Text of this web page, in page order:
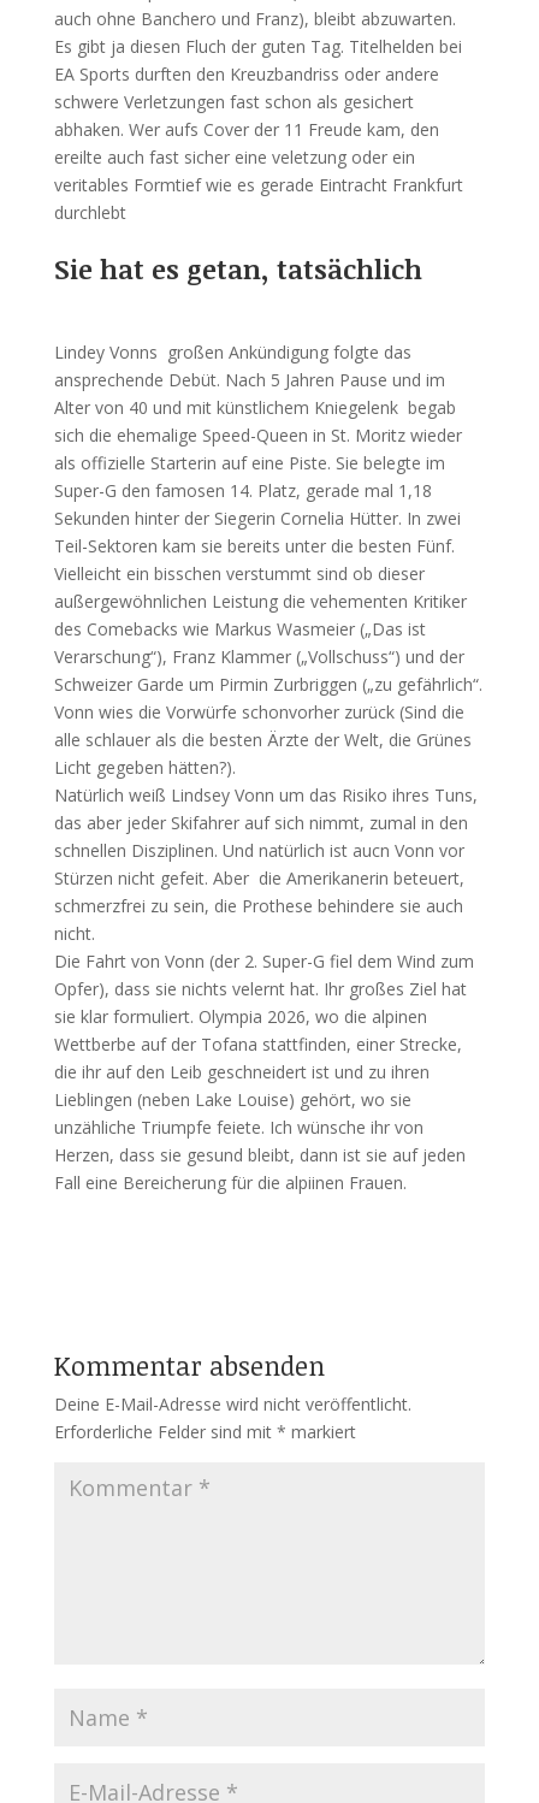
auch ohne Banchero und Franz), bleibt abzuwarten.
Es gibt ja diesen Fluch der guten Tag. Titelhelden bei
EA Sports durften den Kreuzbandriss oder andere
schwere Verletzungen fast schon als gesichert
abhaken. Wer aufs Cover der 11 Freude kam, den
ereilte auch fast sicher eine veletzung oder ein
veritables Formtief wie es gerade Eintracht Frankfurt
durchlebt
Sie hat es getan, tatsächlich
Lindey Vonns großen Ankündigung folgte das
ansprechende Debüt. Nach 5 Jahren Pause und im
Alter von 40 und mit künstlichem Kniegelenk begab
sich die ehemalige Speed-Queen in St. Moritz wieder
als offizielle Starterin auf eine Piste. Sie belegte im
Super-G den famosen 14. Platz, gerade mal 1,18
Sekunden hinter der Siegerin Cornelia Hütter. In zwei
Teil-Sektoren kam sie bereits unter die besten Fünf.
Vielleicht ein bisschen verstummt sind ob dieser
außergewöhnlichen Leistung die vehementen Kritiker
des Comebacks wie Markus Wasmeier („Das ist
Verarschung“), Franz Klammer („Vollschuss“) und der
Schweizer Garde um Pirmin Zurbriggen („zu gefährlich“.
Vonn wies die Vorwürfe schonvorher zurück (Sind die
alle schlauer als die besten Ärzte der Welt, die Grünes
Licht gegeben hätten?).
Natürlich weiß Lindsey Vonn um das Risiko ihres Tuns,
das aber jeder Skifahrer auf sich nimmt, zumal in den
schnellen Disziplinen. Und natürlich ist aucn Vonn vor
Stürzen nicht gefeit. Aber die Amerikanerin beteuert,
schmerzfrei zu sein, die Prothese behindere sie auch
nicht.
Die Fahrt von Vonn (der 2. Super-G fiel dem Wind zum
Opfer), dass sie nichts velernt hat. Ihr großes Ziel hat
sie klar formuliert. Olympia 2026, wo die alpinen
Wettberbe auf der Tofana stattfinden, einer Strecke,
die ihr auf den Leib geschneidert ist und zu ihren
Lieblingen (neben Lake Louise) gehört, wo sie
unzähliche Triumpfe feiete. Ich wünsche ihr von
Herzen, dass sie gesund bleibt, dann ist sie auf jeden
Fall eine Bereicherung für die alpiinen Frauen.
Kommentar absenden
Deine E-Mail-Adresse wird nicht veröffentlicht.
Erforderliche Felder sind mit * markiert